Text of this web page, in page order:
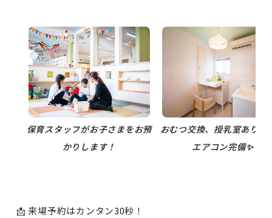
保育スタッフがお子さまをお預
かりします！
おむつ交換、授乳室ありま
エアコン完備✨
📩 来場予約はカンタン30秒！